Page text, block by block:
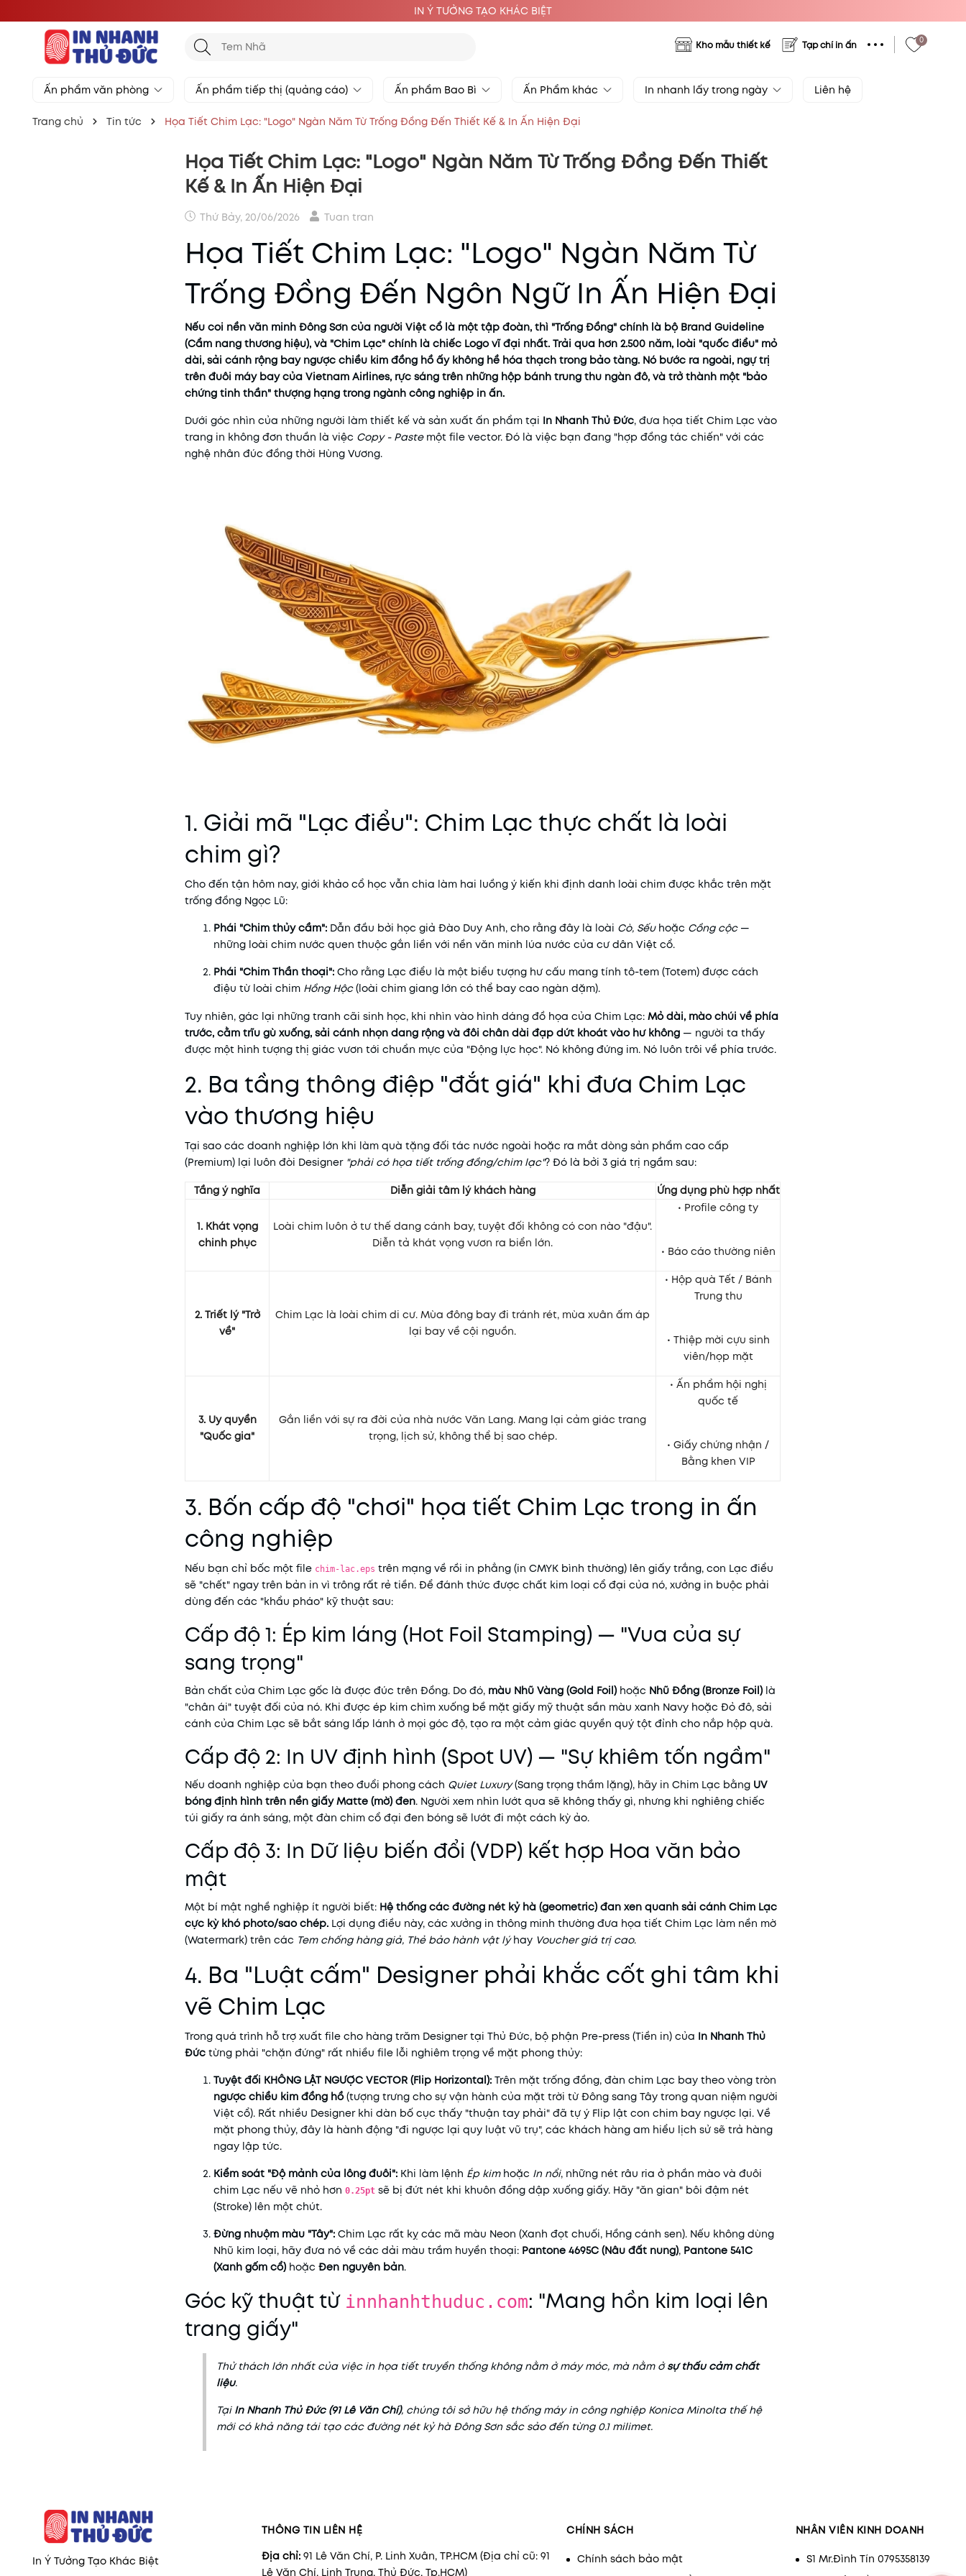
IN Ý TƯỞNG TẠO KHÁC BIỆT
Kho mẫu thiết kế Tạp chí in ấn 0
Ấn phẩm văn phòng Ấn phẩm tiếp thị (quảng cáo) Ấn phẩm Bao Bì Ấn Phẩm khác In nhanh lấy trong ngày Liên hệ
Trang chủ Tin tức Họa Tiết Chim Lạc: "Logo" Ngàn Năm Từ Trống Đồng Đến Thiết Kế & In Ấn Hiện Đại
Họa Tiết Chim Lạc: "Logo" Ngàn Năm Từ Trống Đồng Đến Thiết
Kế & In Ấn Hiện Đại
Thứ Bảy, 20/06/2026 Tuan tran
Họa Tiết Chim Lạc: "Logo" Ngàn Năm Từ
Trống Đồng Đến Ngôn Ngữ In Ấn Hiện Đại
Nếu coi nền văn minh Đông Sơn của người Việt cổ là một tập đoàn, thì "Trống Đồng" chính là bộ Brand Guideline
(Cẩm nang thương hiệu), và "Chim Lạc" chính là chiếc Logo vĩ đại nhất. Trải qua hơn 2.500 năm, loài "quốc điểu" mỏ
dài, sải cánh rộng bay ngược chiều kim đồng hồ ấy không hề hóa thạch trong bảo tàng. Nó bước ra ngoài, ngự trị
trên đuôi máy bay của Vietnam Airlines, rực sáng trên những hộp bánh trung thu ngàn đô, và trở thành một "bảo
chứng tinh thần" thượng hạng trong ngành công nghiệp in ấn.
Dưới góc nhìn của những người làm thiết kế và sản xuất ấn phẩm tại In Nhanh Thủ Đức, đưa họa tiết Chim Lạc vào
trang in không đơn thuần là việc Copy - Pastemột file vector. Đó là việc bạn đang "hợp đồng tác chiến" với các
nghệ nhân đúc đồng thời Hùng Vương.
1. Giải mã "Lạc điểu": Chim Lạc thực chất là loài
chim gì?
Cho đến tận hôm nay, giới khảo cổ học vẫn chia làm hai luồng ý kiến khi định danh loài chim được khắc trên mặt
trống đồng Ngọc Lũ:
Phái "Chim thủy cầm": Dẫn đầu bởi học giả Đào Duy Anh, cho rằng đây là loài Cò, Sếuhoặc Cồng cộc—
những loài chim nước quen thuộc gắn liền với nền văn minh lúa nước của cư dân Việt cổ.
Phái "Chim Thần thoại": Cho rằng Lạc điểu là một biểu tượng hư cấu mang tính tô-tem (Totem) được cách
điệu từ loài chim Hồng Hộc(loài chim giang lớn có thể bay cao ngàn dặm).
Tuy nhiên, gác lại những tranh cãi sinh học, khi nhìn vào hình dáng đồ họa của Chim Lạc:Mỏ dài, mào chúi về phía
trước, cằm trĩu gù xuống, sải cánh nhọn dang rộng và đôi chân dài đạp dứt khoát vào hư không — người ta thấy
được một hình tượng thị giác vươn tới chuẩn mực của "Động lực học". Nó không đứng im. Nó luôn trôi về phía trước.
2. Ba tầng thông điệp "đắt giá" khi đưa Chim Lạc
vào thương hiệu
Tại sao các doanh nghiệp lớn khi làm quà tặng đối tác nước ngoài hoặc ra mắt dòng sản phẩm cao cấp
(Premium) lại luôn đòi Designer "phải có họa tiết trống đồng/chim lạc"? Đó là bởi 3 giá trị ngầm sau:
Tầng ý nghĩa
Diễn giải tâm lý khách hàng Ứng dụng phù hợp nhất
1. Khát vọng
chinh phục
Loài chim luôn ở tư thế dang cánh bay, tuyệt đối không có con nào "đậu".
Diễn tả khát vọng vươn ra biển lớn.
• Profile công ty
• Báo cáo thường niên
2. Triết lý "Trở
về"
Chim Lạc là loài chim di cư. Mùa đông bay đi tránh rét, mùa xuân ấm áp
lại bay về cội nguồn.
• Hộp quà Tết / Bánh
Trung thu
• Thiệp mời cựu sinh
viên/họp mặt
3. Uy quyền
"Quốc gia"
Gắn liền với sự ra đời của nhà nước Văn Lang. Mang lại cảm giác trang
trọng, lịch sử, không thể bị sao chép.
• Ấn phẩm hội nghị
quốc tế
• Giấy chứng nhận /
Bằng khen VIP
3. Bốn cấp độ "chơi" họa tiết Chim Lạc trong in ấn
công nghiệp
Nếu bạn chỉ bốc một file chim-lac.eps trên mạng về rồi in phẳng (in CMYK bình thường) lên giấy trắng, con Lạc điểu
sẽ "chết" ngay trên bản in vì trông rất rẻ tiền. Để đánh thức được chất kim loại cổ đại của nó, xưởng in buộc phải
dùng đến các "khẩu pháo" kỹ thuật sau:
Cấp độ 1: Ép kim láng (Hot Foil Stamping) — "Vua của sự
sang trọng"
Bản chất của Chim Lạc gốc là được đúc trên Đồng. Do đó, màu Nhũ Vàng (Gold Foil) hoặc Nhũ Đồng (Bronze Foil) là
"chân ái" tuyệt đối của nó. Khi được ép kim chìm xuống bề mặt giấy mỹ thuật sần màu xanh Navy hoặc Đỏ đô, sải
cánh của Chim Lạc sẽ bắt sáng lấp lánh ở mọi góc độ, tạo ra một cảm giác quyền quý tột đỉnh cho nắp hộp quà.
Cấp độ 2: In UV định hình (Spot UV) — "Sự khiêm tốn ngầm"
Nếu doanh nghiệp của bạn theo đuổi phong cách Quiet Luxury(Sang trọng thầm lặng), hãy in Chim Lạc bằng UV
bóng định hình trên nền giấy Matte (mờ) đen. Người xem nhìn lướt qua sẽ không thấy gì, nhưng khi nghiêng chiếc
túi giấy ra ánh sáng, một đàn chim cổ đại đen bóng sẽ lướt đi một cách kỳ ảo.
Cấp độ 3: In Dữ liệu biến đổi (VDP) kết hợp Hoa văn bảo
mật
Một bí mật nghề nghiệp ít người biết: Hệ thống các đường nét kỷ hà (geometric) đan xen quanh sải cánh Chim Lạc
cực kỳ khó photo/sao chép. Lợi dụng điều này, các xưởng in thông minh thường đưa họa tiết Chim Lạc làm nền mờ
(Watermark) trên các Tem chống hàng giả, Thẻ bảo hành vật lýhay Voucher giá trị cao.
4. Ba "Luật cấm" Designer phải khắc cốt ghi tâm khi
vẽ Chim Lạc
Trong quá trình hỗ trợ xuất file cho hàng trăm Designer tại Thủ Đức, bộ phận Pre-press (Tiền in) của In Nhanh Thủ
Đức từng phải "chặn đứng" rất nhiều file lỗi nghiêm trọng về mặt phong thủy:
Tuyệt đối KHÔNG LẬT NGƯỢC VECTOR (Flip Horizontal): Trên mặt trống đồng, đàn chim Lạc bay theo vòng tròn
ngược chiều kim đồng hồ(tượng trưng cho sự vận hành của mặt trời từ Đông sang Tây trong quan niệm người
Việt cổ). Rất nhiều Designer khi dàn bố cục thấy "thuận tay phải" đã tự ý Flip lật con chim bay ngược lại. Về
mặt phong thủy, đây là hành động "đi ngược lại quy luật vũ trụ", các khách hàng am hiểu lịch sử sẽ trả hàng
ngay lập tức.
Kiểm soát "Độ mảnh của lông đuôi": Khi làm lệnh Ép kimhoặc In nổi, những nét râu ria ở phần mào và đuôi
chim Lạc nếu vẽ nhỏ hơn0.25pt sẽ bị đứt nét khi khuôn đồng dập xuống giấy. Hãy "ăn gian" bôi đậm nét
(Stroke) lên một chút.
Đừng nhuộm màu "Tây": Chim Lạc rất kỵ các mã màu Neon (Xanh đọt chuối, Hồng cánh sen). Nếu không dùng
Nhũ kim loại, hãy đưa nó về các dải màu trầm huyền thoại: Pantone 4695C (Nâu đất nung), Pantone 541C
(Xanh gốm cổ) hoặcĐen nguyên bản.
Góc kỹ thuật từ innhanhthuduc.com: "Mang hồn kim loại lên
trang giấy"
Thử thách lớn nhất của việc in họa tiết truyền thống không nằm ở máy móc, mà nằm ởsự thấu cảm chất
liệu.
Tại In Nhanh Thủ Đức (91 Lê Văn Chí), chúng tôi sở hữu hệ thống máy in công nghiệp Konica Minolta thế hệ
mới có khả năng tái tạo các đường nét kỷ hà Đông Sơn sắc sảo đến từng 0.1 milimet.
In Ý Tưởng Tạo Khác Biệt
THÔNG TIN LIÊN HỆ
Địa chỉ: 91 Lê Văn Chí, P. Linh Xuân, TP.HCM (Địa chỉ cũ: 91
Lê Văn Chí, Linh Trung, Thủ Đức, Tp.HCM)
CHÍNH SÁCH
Chính sách bảo mật
NHÂN VIÊN KINH DOANH
S1 Mr.Đình Tín 0795358139